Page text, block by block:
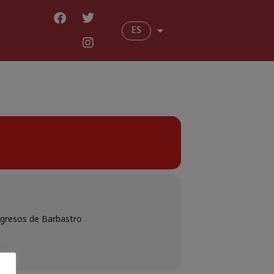
ES
de Barbastro